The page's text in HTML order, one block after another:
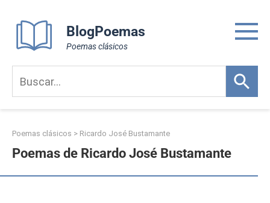
content
BlogPoemas
Poemas clásicos
Poemas clásicos > Ricardo José Bustamante
Poemas de Ricardo José Bustamante